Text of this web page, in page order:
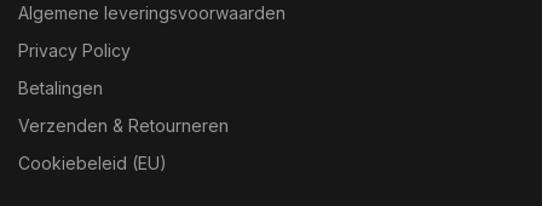
Algemene leveringsvoorwaarden
Privacy Policy
Betalingen
Verzenden & Retourneren
Cookiebeleid (EU)